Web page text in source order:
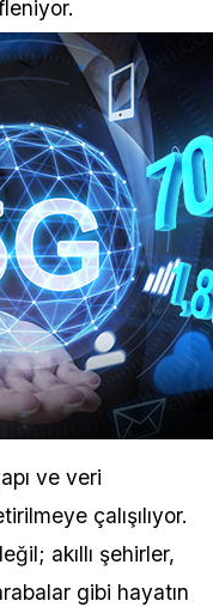
ve veri
çalışılıyor.
akıllı şehirler,
gibi hayatın